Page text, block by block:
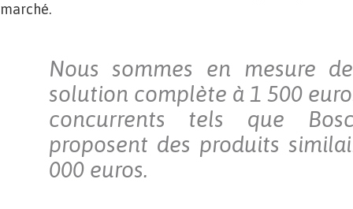
marché.
Nous sommes en mesure
solution complète à 1 500
concurrents tels que
proposent des produits
000 euros.